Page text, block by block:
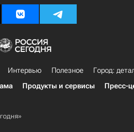
Интервью Полезное
Город:
Продукты и сервисы Пресс-